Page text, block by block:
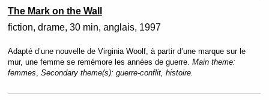
The Mark on the Wall
fiction drame 30 min anglais 1997
Adapté d’une nouvelle de Virginia Woolf, à partir d’une marque sur le
mur, une femme se remémore les années de guerre. Main theme:
femmes Secondary theme(s): guerre-conflit, histoire.